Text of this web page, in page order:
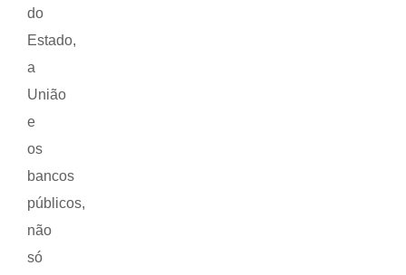
do
Estado,
a
União
e
os
bancos
públicos,
não
só